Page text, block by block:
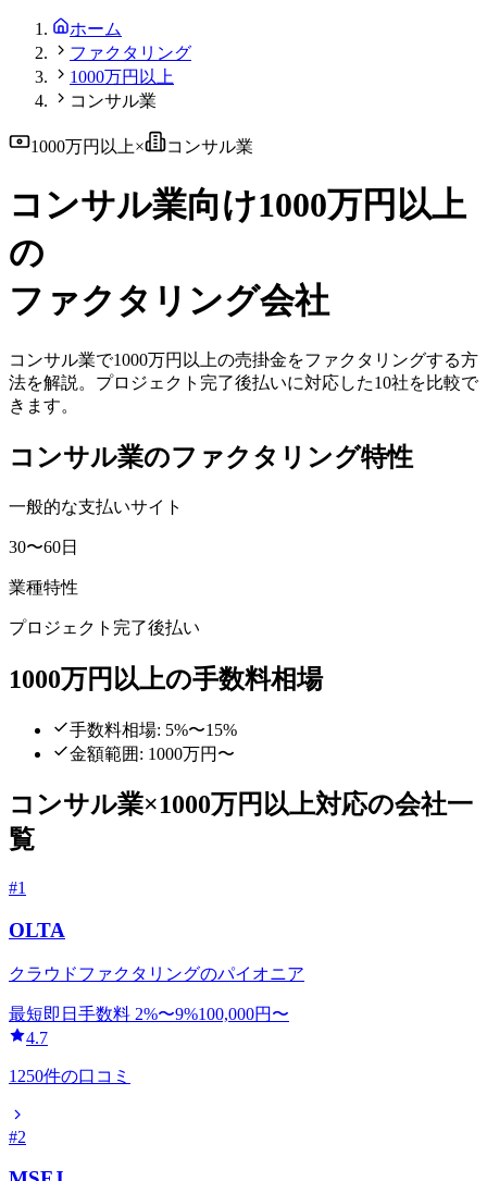
ホーム
ファクタリング
1000万円以上
コンサル業
1000万円以上× コンサル業
コンサル業向け1000万円以上
の
ファクタリング会社
コンサル業で1000万円以上の売掛金をファクタリングする方
法を解説。 プロジェクト完了後払いに対応した10社を比較で
きます。
コンサル業のファクタリング特性
一般的な支払いサイト
30〜60日
業種特性
プロジェクト完了後払い
1000万円以上の手数料相場
手数料相場: 5%〜15%
金額範囲: 1000万円〜
コンサル業×1000万円以上対応の会社一
覧
#1
OLTA
クラウドファクタリングのパイオニア
最短即日 手数料 2%〜9%100,000円〜
4.7
1250件の口コミ
#2